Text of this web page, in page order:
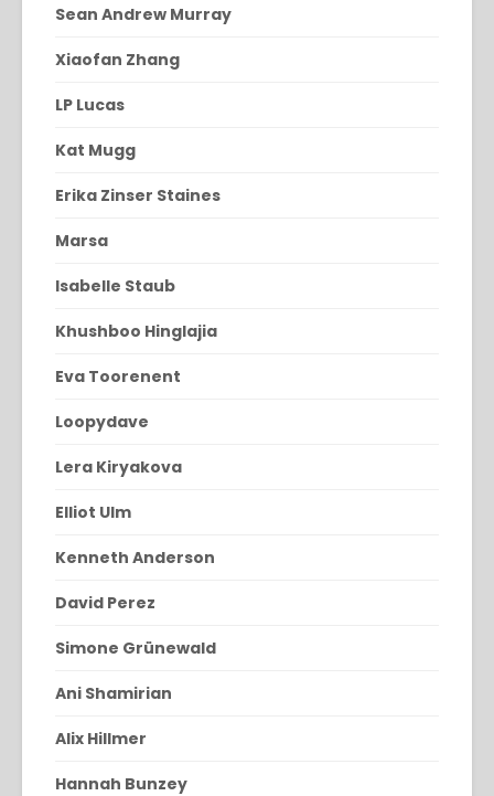
Sean Andrew Murray
Xiaofan Zhang
LP Lucas
Kat Mugg
Erika Zinser Staines
Marsa
Isabelle Staub
Khushboo Hinglajia
Eva Toorenent
Loopydave
Lera Kiryakova
Elliot Ulm
Kenneth Anderson
David Perez
Simone Grünewald
Ani Shamirian
Alix Hillmer
Hannah Bunzey